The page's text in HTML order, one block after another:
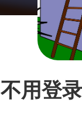
不用登